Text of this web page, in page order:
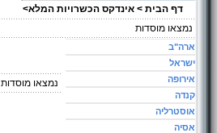
דף הבית > אינדקס הכשרויות המלא>
נמצאו מוסדות
נמצאו מוסדות
ארה"ב
ישראל
אירופה
קנדה
אוסטרליה
אסיה